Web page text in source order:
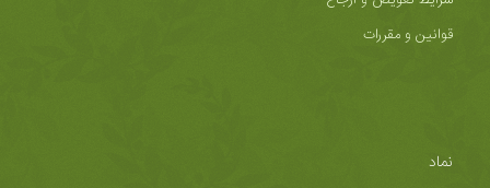
قوانین و مقررات
نماد